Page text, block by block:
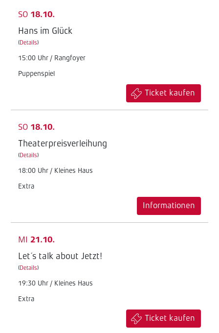
SO 18.10.
Hans im Glück
(Details)
15:00 Uhr / Rangfoyer
Puppenspiel
Ticket kaufen
SO 18.10.
Theaterpreisverleihung
(Details)
18:00 Uhr / Kleines Haus
Extra
Informationen
MI 21.10.
Let´s talk about Jetzt!
(Details)
19:30 Uhr / Kleines Haus
Extra
Ticket kaufen